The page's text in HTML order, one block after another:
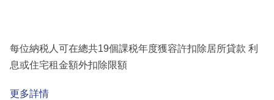
每位納税人可在總共19個課税年度獲容許扣除居所貸款 利
息或住宅租金額外扣除限額
更多詳情